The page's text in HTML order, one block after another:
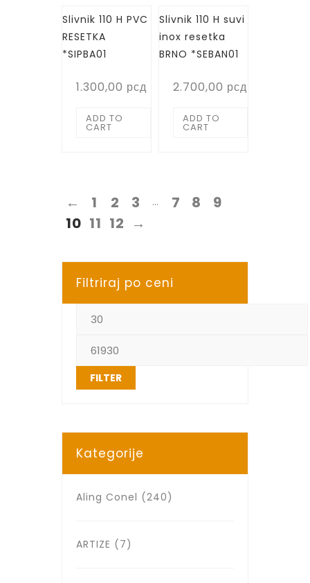
Slivnik 110 H PVC
RESETKA
*SIPBA01
1.300,00 рсд
ADD TO
CART
Slivnik 110 H suvi
inox resetka
BRNO *SEBAN01
2.700,00 рсд
ADD TO
CART
← 1 2 3 … 7 8
9
10 11 12 →
Filtriraj po ceni
FILTER
Kategorije
Aling Conel (240)
ARTIZE (7)